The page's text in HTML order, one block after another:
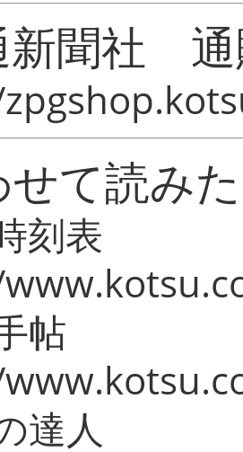
新聞社
せて読み
刻表
帖
達人